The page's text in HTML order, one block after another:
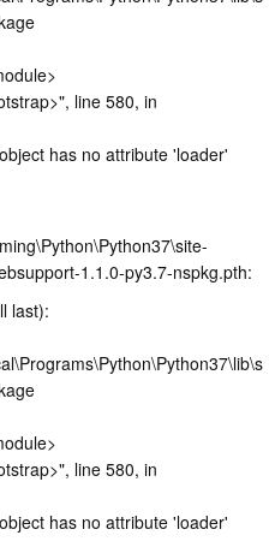
line 580, in
has no attribute 'loader'
1.1.0-py3.7-nspkg.pth:
last):
line 580, in
has no attribute 'loader'